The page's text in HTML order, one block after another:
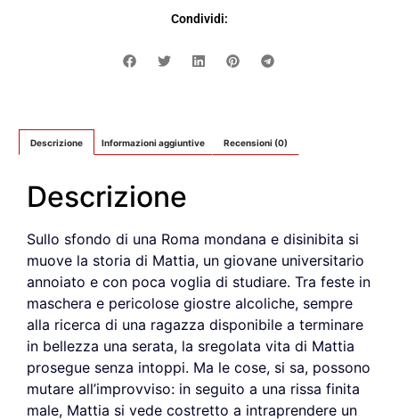
Condividi:
Descrizione Informazioni aggiuntive Recensioni (0)
Descrizione
Sullo sfondo di una Roma mondana e disinibita si
muove la storia di Mattia, un giovane universitario
annoiato e con poca voglia di studiare. Tra feste in
maschera e pericolose giostre alcoliche, sempre
alla ricerca di una ragazza disponibile a terminare
in bellezza una serata, la sregolata vita di Mattia
prosegue senza intoppi. Ma le cose, si sa, possono
mutare all’improvviso: in seguito a una rissa finita
male, Mattia si vede costretto a intraprendere un